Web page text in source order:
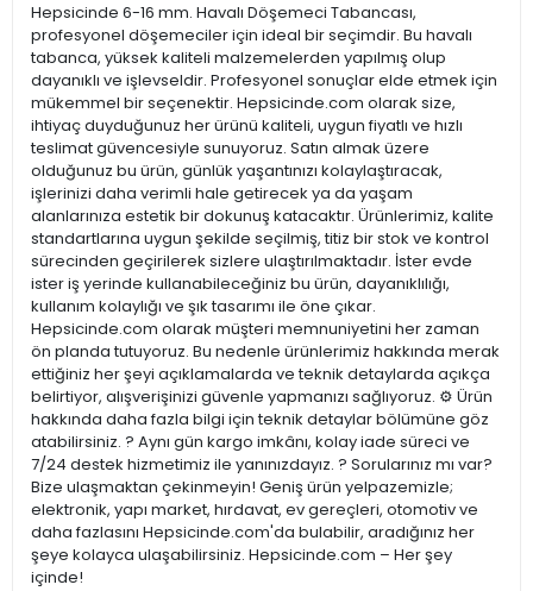
Hepsicinde 6-16 mm. Havalı Döşemeci Tabancası,
profesyonel döşemeciler için ideal bir seçimdir. Bu havalı
tabanca, yüksek kaliteli malzemelerden yapılmış olup
dayanıklı ve işlevseldir. Profesyonel sonuçlar elde etmek için
mükemmel bir seçenektir. Hepsicinde.com olarak size,
ihtiyaç duyduğunuz her ürünü kaliteli, uygun fiyatlı ve hızlı
teslimat güvencesiyle sunuyoruz. Satın almak üzere
olduğunuz bu ürün, günlük yaşantınızı kolaylaştıracak,
işlerinizi daha verimli hale getirecek ya da yaşam
alanlarınıza estetik bir dokunuş katacaktır. Ürünlerimiz, kalite
standartlarına uygun şekilde seçilmiş, titiz bir stok ve kontrol
sürecinden geçirilerek sizlere ulaştırılmaktadır. İster evde
ister iş yerinde kullanabileceğiniz bu ürün, dayanıklılığı,
kullanım kolaylığı ve şık tasarımı ile öne çıkar.
Hepsicinde.com olarak müşteri memnuniyetini her zaman
ön planda tutuyoruz. Bu nedenle ürünlerimiz hakkında merak
ettiğiniz her şeyi açıklamalarda ve teknik detaylarda açıkça
belirtiyor, alışverişinizi güvenle yapmanızı sağlıyoruz. ⚙️ Ürün
hakkında daha fazla bilgi için teknik detaylar bölümüne göz
atabilirsiniz. ? Aynı gün kargo imkânı, kolay iade süreci ve
7/24 destek hizmetimiz ile yanınızdayız. ? Sorularınız mı var?
Bize ulaşmaktan çekinmeyin! Geniş ürün yelpazemizle;
elektronik, yapı market, hırdavat, ev gereçleri, otomotiv ve
daha fazlasını Hepsicinde.com'da bulabilir, aradığınız her
şeye kolayca ulaşabilirsiniz. Hepsicinde.com – Her şey
içinde!